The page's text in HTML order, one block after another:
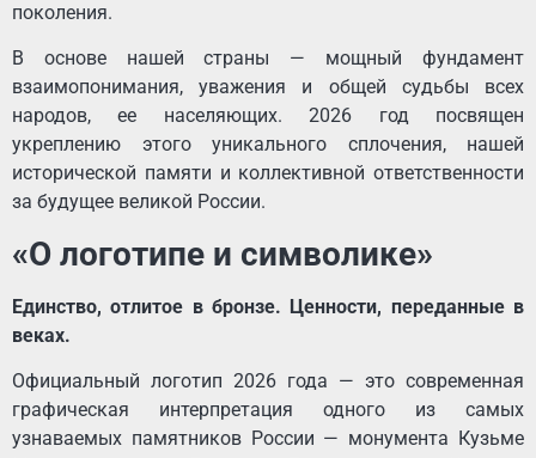
поколения.
В основе нашей страны — мощный фундамент
взаимопонимания, уважения и общей судьбы всех
народов, ее населяющих. 2026 год посвящен
укреплению этого уникального сплочения, нашей
исторической памяти и коллективной ответственности
за будущее великой России.
«О логотипе и символике»
Единство, отлитое в бронзе. Ценности, переданные в
веках.
Официальный логотип 2026 года — это современная
графическая интерпретация одного из самых
узнаваемых памятников России — монумента Кузьме